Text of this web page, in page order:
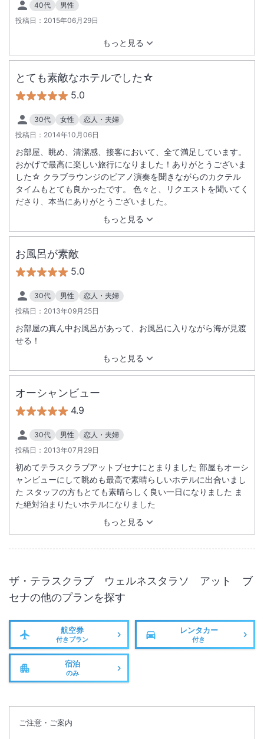
40代
男性
投稿日： 2015年06月29日
もっと見る
とても素敵なホテルでした☆
5.0
30代 女性
恋人・夫婦
投稿日： 2014年10月06日
もっと見る
お部屋、眺め、清潔感、接客において、全て満足しています。
おかげで最高に楽しい旅行になりました！ありがとうございま
した☆ クラブラウンジのピアノ演奏を聞きながらのカクテル
タイムもとても良かったです。 色々と、リクエストを聞いてく
ださり、本当にありがとうございました。
お風呂が素敵
5.0
30代 男性
恋人・夫婦
投稿日： 2013年09月25日
もっと見る
お部屋の真ん中お風呂があって、お風呂に入りながら海が見渡
せる！
オーシャンビュー
4.9
30代 男性
恋人・夫婦
投稿日： 2013年07月29日
もっと見る
初めてテラスクラブアットブセナにとまりました 部屋もオーシ
ャンビューにして眺めも最高で素晴らしいホテルに出合いまし
た スタッフの方もとても素晴らしく良い一日になりました ま
た絶対泊まりたいホテルになりました
ザ・テラスクラブ ウェルネスタラソ アット ブ
セナの他のプランを探す
航空券
付きプラン
レンタカー
付き
宿泊
のみ
ご注意・ご案内